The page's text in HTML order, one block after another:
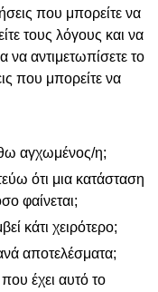
που μπορείτε να
τους λόγους και να
να αντιμετωπίσετε το
που μπορείτε να
αγχωμένος/η;
ότι μια κατάσταση
φαίνεται;
κάτι χειρότερο;
αποτελέσματα;
έχει αυτό το